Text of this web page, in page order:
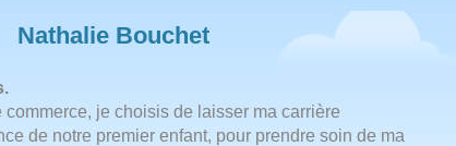
Nathalie Bouchet
commerce, je choisis de laisser ma carrière
de notre premier enfant, pour prendre soin de ma